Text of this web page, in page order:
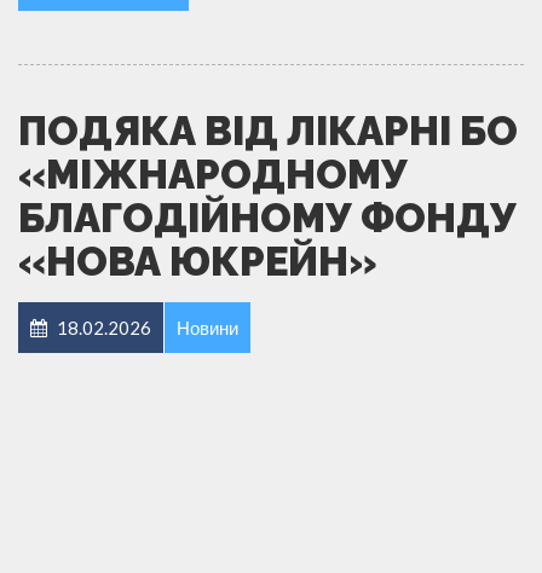
ПОДЯКА ВІД ЛІКАРНІ БО
«МІЖНАРОДНОМУ
БЛАГОДІЙНОМУ ФОНДУ
«НОВА ЮКРЕЙН»
18.02.2026 Новини